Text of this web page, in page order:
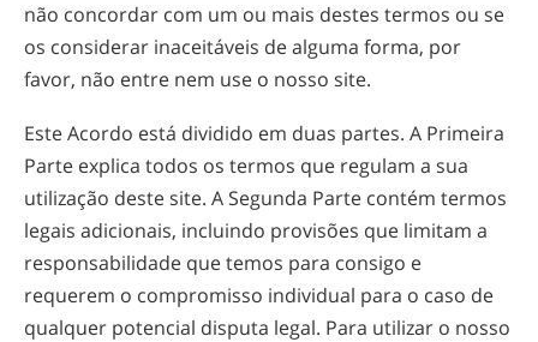
Macedónio
Holandês
Português
Russo
Sueco
Chinês
Árabe
não concordar com um ou mais destes termos ou se
os considerar inaceitáveis de alguma forma, por
favor, não entre nem use o nosso site.
Este Acordo está dividido em duas partes. A Primeira
Parte explica todos os termos que regulam a sua
utilização deste site. A Segunda Parte contém termos
legais adicionais, incluindo provisões que limitam a
responsabilidade que temos para consigo e
requerem o compromisso individual para o caso de
qualquer potencial disputa legal. Para utilizar o nosso